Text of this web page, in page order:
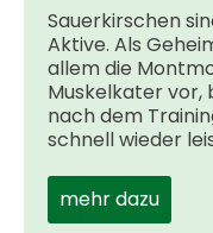
Sauerkirschen
Aktive. Als
allem die
Muskelkater vor,
nach dem
schnell wieder
mehr dazu